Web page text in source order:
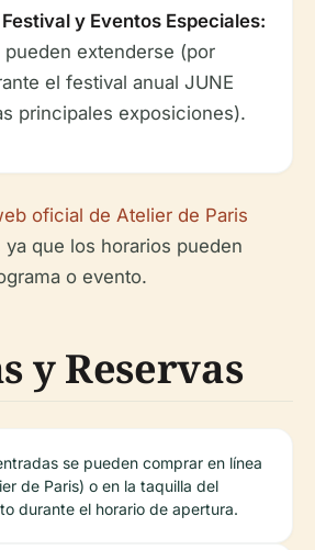
y Eventos Especiales:
pueden extenderse (por
el festival anual JUNE
principales exposiciones).
oficial de Atelier de Paris
que los horarios pueden
o evento.
y Reservas
se pueden comprar en línea
de Paris) o en la taquilla del
durante el horario de apertura.